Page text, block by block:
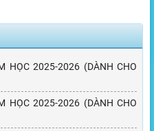
HỌC 2025-2026 (DÀNH CHO
HỌC 2025-2026 (DÀNH CHO